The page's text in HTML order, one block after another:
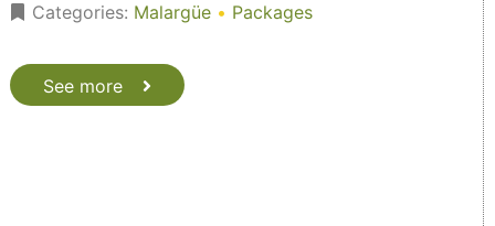
Categories: Malargüe • Packages
See more